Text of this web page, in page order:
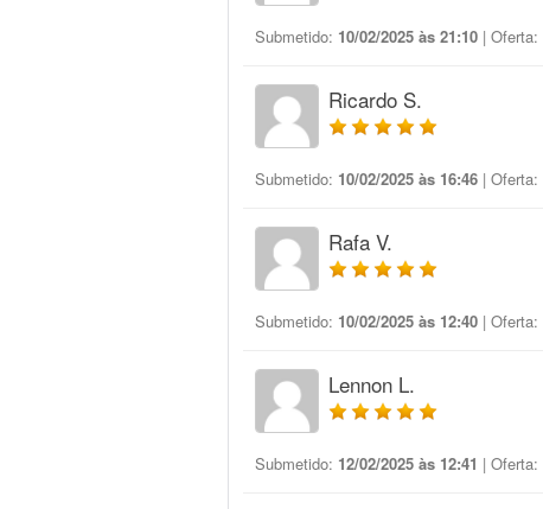
Submetido: 10/02/2025 às 21:10 | Oferta:
Ricardo S.
Submetido: 10/02/2025 às 16:46 | Oferta:
Rafa V.
Submetido: 10/02/2025 às 12:40 | Oferta:
Lennon L.
Submetido: 12/02/2025 às 12:41 | Oferta: